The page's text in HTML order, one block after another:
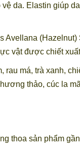
da. Elastin giúp
Avellana
vật được chiết
má, trà xanh,
thảo, cúc la
thoa sản phẩm